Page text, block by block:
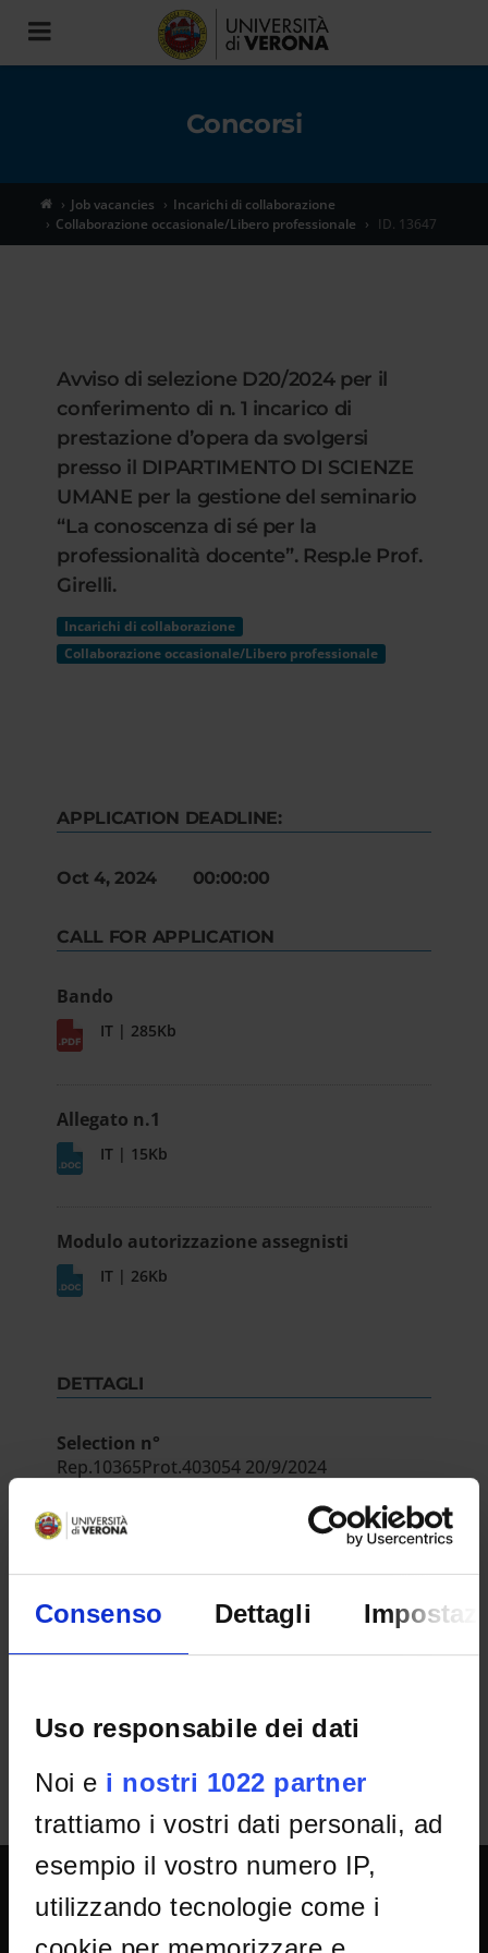
Consenso Dettagli
Uso responsabile dei dati
Noi e i nostri 1022 partner
trattiamo i vostri dati personali, ad
esempio il vostro numero IP,
utilizzando tecnologie come i
Toggle
navigation
Concorsi
Job vacancies
Incarichi di collaborazione
Collaborazione occasionale/Libero professionale
ID. 13647
Avviso di selezione D20/2024 per il
conferimento di n. 1 incarico di
prestazione d’opera da svolgersi
presso il DIPARTIMENTO DI SCIENZE
UMANE per la gestione del seminario
“La conoscenza di sé per la
professionalità docente”. Resp.le Prof.
Girelli.
Incarichi di collaborazione
Collaborazione occasionale/Libero professionale
APPLICATION DEADLINE:
Oct 4, 2024 00:00:00
CALL FOR APPLICATION
Bando
IT | 285Kb
Allegato n.1
IT | 15Kb
Modulo autorizzazione assegnisti
IT | 26Kb
DETTAGLI
Selection n°
Rep.10365Prot.403054 20/9/2024
Department
RESULT/RANKING LISTS
UNIVERSITY SERVICES